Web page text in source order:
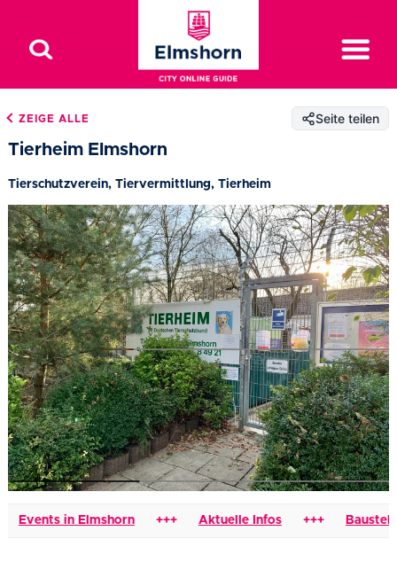
ZEIGE ALLE Seite teilen
Tierheim Elmshorn
Tierschutzverein, Tiervermittlung, Tierheim
in Elmshorn +++ Aktuelle Infos +++ Baustellen